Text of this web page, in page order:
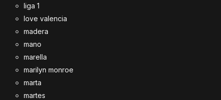
liga 1
love valencia
madera
mano
marella
marilyn monroe
marta
martes